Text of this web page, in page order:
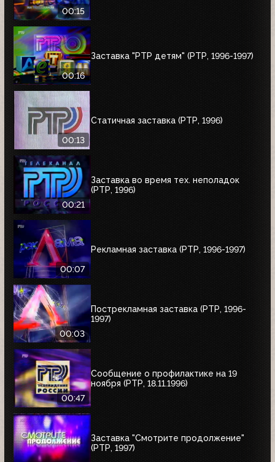
00:15
00:16
Заставка "РТР детям" (РТР, 1996-1997)
00:13
Статичная заставка (РТР, 1996)
00:21
Заставка во время тех. неполадок
(РТР, 1996)
00:07
Рекламная заставка (РТР, 1996-1997)
00:03
Пострекламная заставка (РТР, 1996-
1997)
00:47
Сообщение о профилактике на 19
ноября (РТР, 18.11.1996)
Заставка "Смотрите продолжение"
(РТР, 1997)